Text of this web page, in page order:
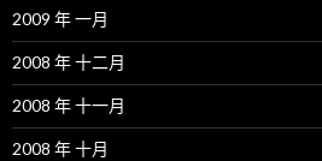
2009 年 一月
2008 年 十二月
2008 年 十一月
2008 年 十月